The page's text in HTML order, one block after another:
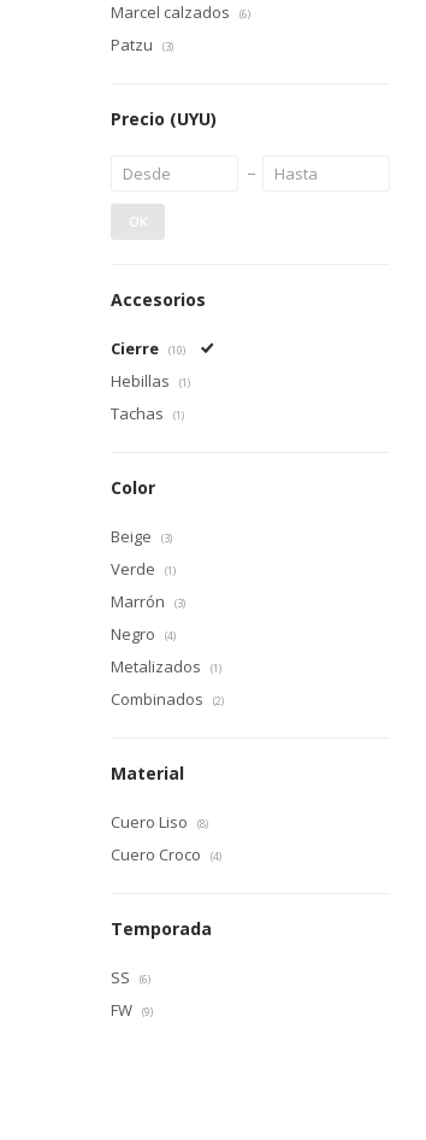
Marcel calzados (6)
Patzu (3)
Precio (UYU)
OK
Accesorios
Cierre (10)
Hebillas (1)
Tachas (1)
Color
Beige (3)
Verde (1)
Marrón (3)
Negro (4)
Metalizados (1)
Combinados (2)
Material
Cuero Liso (8)
Cuero Croco (4)
Temporada
SS (6)
FW (9)